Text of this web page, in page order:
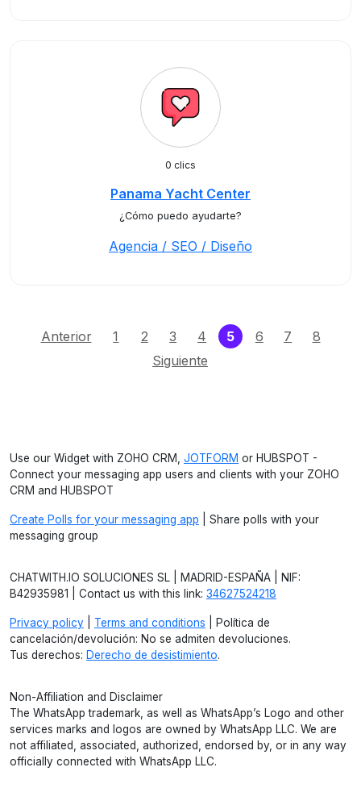
0 clics
Panama Yacht Center
¿Cómo puedo ayudarte?
Agencia / SEO / Diseño
Anterior 1 2 3 4 5(current)
6 7
8
Siguiente
Use our Widget with ZOHO CRM, JOTFORM or HUBSPOT -
Connect your messaging app users and clients with your ZOHO
CRM and HUBSPOT
Create Polls for your messaging app | Share polls with your
messaging group
CHATWITH.IO SOLUCIONES SL | MADRID-ESPAÑA | NIF:
B42935981 | Contact us with this link: 34627524218
Privacy policy Terms and conditions | Política de
cancelación/devolución: No se admiten devoluciones.
Tus derechos: Derecho de desistimiento.
Non-Affiliation and Disclaimer
The WhatsApp trademark, as well as WhatsApp’s Logo and other
services marks and logos are owned by WhatsApp LLC. We are
not affiliated, associated, authorized, endorsed by, or in any way
officially connected with WhatsApp LLC.